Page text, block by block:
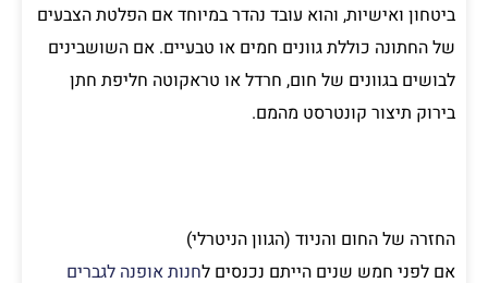
ביטחון ואישיות, והוא עובד נהדר במיוחד אם הפלטת הצבעים
של החתונה כוללת גוונים חמים או טבעיים. אם השושבינים
לבושים בגוונים של חום, חרדל או טראקוטה חליפת חתן
בירוק תיצור קונטרסט מהמם.
החזרה של החום והניוד (הגוון הניטרלי)
אם לפני חמש שנים הייתם נכנסים לחנות אופנה לגברים